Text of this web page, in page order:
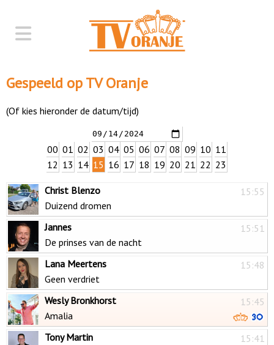
Gespeeld op TV Oranje
(Of kies hieronder de datum/tijd)
00 01 02 03 04 05 06 07 08 09 10 11
12 13 14 15 16 17 18 19 20 21 22 23
15:55
Christ Blenzo
Duizend dromen
15:51
Jannes
De prinses van de nacht
15:48
Lana Meertens
Geen verdriet
15:45
Wesly Bronkhorst
Amalia
15:41
Tony Martin